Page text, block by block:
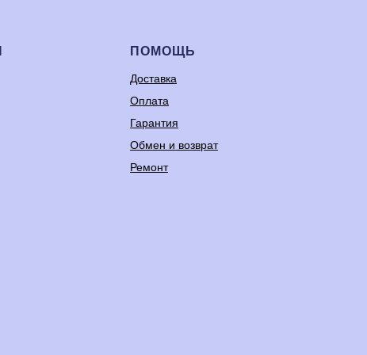
ПОМОЩЬ
Доставка
Оплата
Гарантия
Обмен и возврат
Ремонт